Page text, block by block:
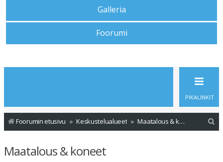
Galleria
Foorumi
PIKALINKIT
Foorumin etusivu Keskustelualueet Maatalous & koneet
Maatalous & koneet